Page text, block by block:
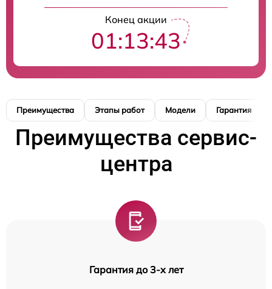
Конец акции
01:13:42
Преимущества Этапы работ Модели Гарантия
Преимущества сервис-
центра
Гарантия до 3-х лет